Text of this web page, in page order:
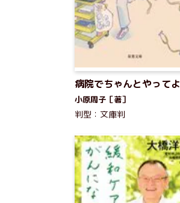
病院でちゃんとやってよ
小原周子［著］
判型：文庫判